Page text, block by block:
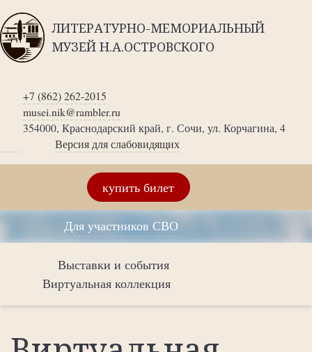
ЛИТЕРАТУРНО-МЕМОРИАЛЬНЫЙ
МУЗЕЙ Н.А.ОСТРОВСКОГО
+7 (862) 262-2015
musei.nik@rambler.ru
354000, Краснодарский край, г. Сочи, ул. Корчагина, 4
Версия для слабовидящих
купить билет
Для участников СВО
Выставки и события
Виртуальная коллекция